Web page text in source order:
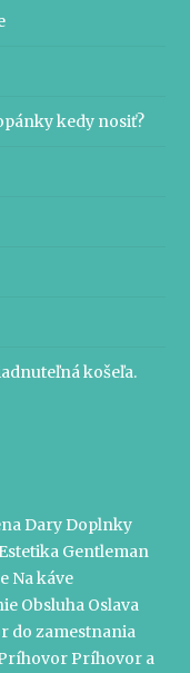
kedy nosiť?
košeľa.
DaryDoplnky
Estetika Gentleman
Na káve
Obsluha Oslava
do zamestnania
Príhovor a